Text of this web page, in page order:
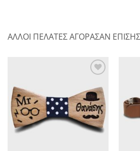
ΑΛΛΟΙ ΠΕΛΑΤΕΣ ΑΓΟΡΑΣΑΝ ΕΠΙΣΗΣ
στην λίστα
επιθυμητών